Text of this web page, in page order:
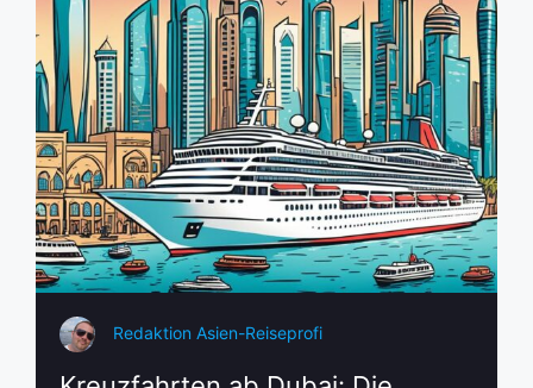
Redaktion Asien-Reiseprofi